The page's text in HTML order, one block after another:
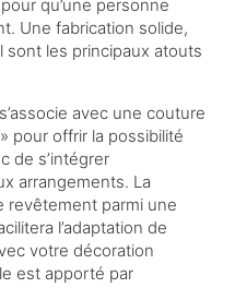
qu’une personne
Une fabrication solide,
les principaux atouts
avec une couture
pour offrir la possibilité
de s’intégrer
arrangements. La
revêtement parmi une
l’adaptation de
votre décoration
est apporté par